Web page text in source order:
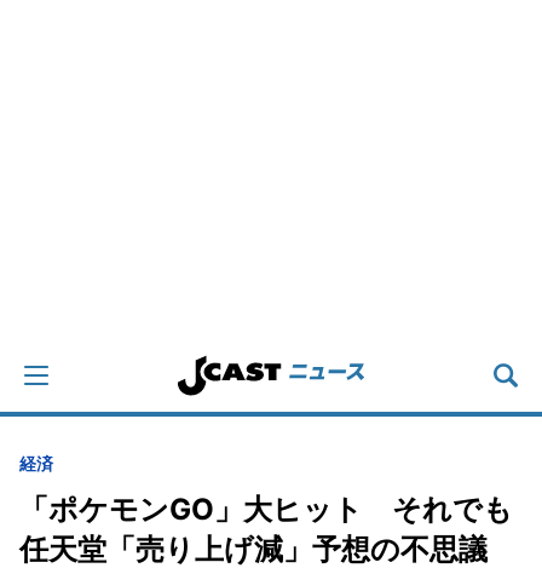
経済
「ポケモンGO」大ヒット それでも
任天堂「売り上げ減」予想の不思議